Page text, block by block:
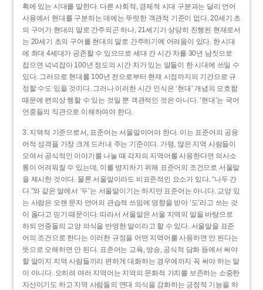
획에 있는 시대를 말한다. 다른 사회적, 경제적 시대 구분과는 달리 언어
사용에서 현대를 구분하는 데에는 뚜렷한 객관적 기준이 없다. 20세기 초
의 구어가 현대의 말로 간주되곤 하나, 21세기가 상당히 진행된 현재로서
는 20세기 초의 구어를 현대의 말로 간주하기에 어려움이 있다. 한 시대
에 최대 4세대가 공존할 수 있으므로 세대 간 시간 차를 30년 남짓으로
잡으면 넉넉잡아 100년 정도의 시간 차가 있는 말들이 한 시대에 쓰일 수
있다. 그러므로 현대를 100년 전으로부터 현재 시점까지의 기간으로 규
정할 수도 있을 것이다. 그러나 이러한 시간 인식은 ‘현대’ 개념의 모호함
때문에 편의상 행할 수 있는 것일 뿐 객관적인 것은 아니다. ‘현대’는 국어
언중들의 직관으로 이해하여야 한다.
3. 지역적 기준으로서, 표준어는 서울말이어야 한다. 이는 표준어의 공용
어적 성격을 가장 크게 드러내 주는 기준이다. 가령, 많은 지역 사람들이
모여서 공식적인 이야기를 나눌 때 각자의 지역어를 사용한다면 의사소
통이 어려워질 수 있는데, 이를 방지하기 위해 표준어의 조건으로 서울말
을 제시한 것이다. 물론 서울말이라도 비표준적인 요소가 있다. “나두 간
다.”와 같은 말에서 ‘두’는 서울말이기는 하지만 표준어는 아니다. 교양 있
는 사람은 오랜 문자 언어의 관습적 쓰임에 영향을 받아 ‘도’라고 쓰는 것
이 옳다고 믿기 때문이다. 따라서 서울말은 서울 지역의 말을 바탕으로
하되 언중들의 교양 의식을 반영한 말이라고 할 수 있다. 서울말을 표준
어의 조건으로 한다는 이러한 규정을 어떤 지역어를 사용하면 안 된다는
뜻으로 오해하면 안 된다. 표준어는 교육, 방송, 공식적 담화 등에서 써야
할 말이지 지역 사람들끼리 편하게 대화하는 경우에까지 꼭 써야 하는 말
이 아니다. 오히려 여러 지역어는 지역의 문화적 가치를 보존하는 소중한
자산이기도 하고 지역 사람들의 연대 의식을 강화하는 긍정적 기능을 하